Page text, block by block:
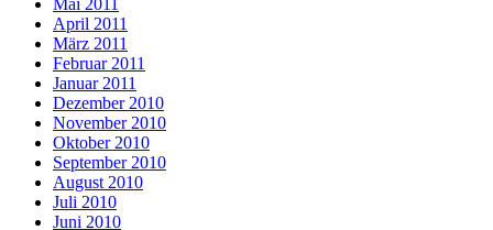
April 2011
März 2011
Februar 2011
Januar 2011
Dezember 2010
November 2010
Oktober 2010
September 2010
August 2010
Juli 2010
Juni 2010